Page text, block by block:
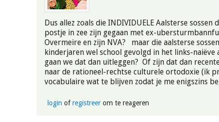
Dus allez zoals die INDIVIDUELE Aalsterse sossen
postje in zee zijn gegaan met ex-
Overmeire en zijn NVA? maar die aalsterse
kinderjaren wel school gevolgd in het links-naiëve
gaan we dat dan uitleggen? Of zijn dat dan
naar de rationeel-rechtse culturele ortodoxie (ik
vocabulaire wat te blijven zodat je me enigszins
login ofregistreerom te reageren